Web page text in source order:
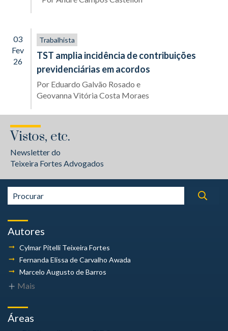
03
Fev
26
Trabalhista
TST amplia incidência de contribuições
previdenciárias em acordos
Por Eduardo Galvão Rosado e
Geovanna Vitória Costa Moraes
Vistos, etc.
Newsletter do
Teixeira Fortes Advogados
Autores
Cylmar Pitelli Teixeira Fortes
Fernanda Elissa de Carvalho Awada
Marcelo Augusto de Barros
Mais
Áreas